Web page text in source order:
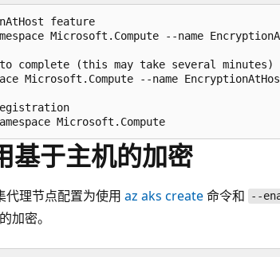
feature
Microsoft.Compute --name
(this may take several minutes)
Microsoft.Compute --name
基于主机的加密
代理节点配置为使用 az aks create命令和
--
加密。